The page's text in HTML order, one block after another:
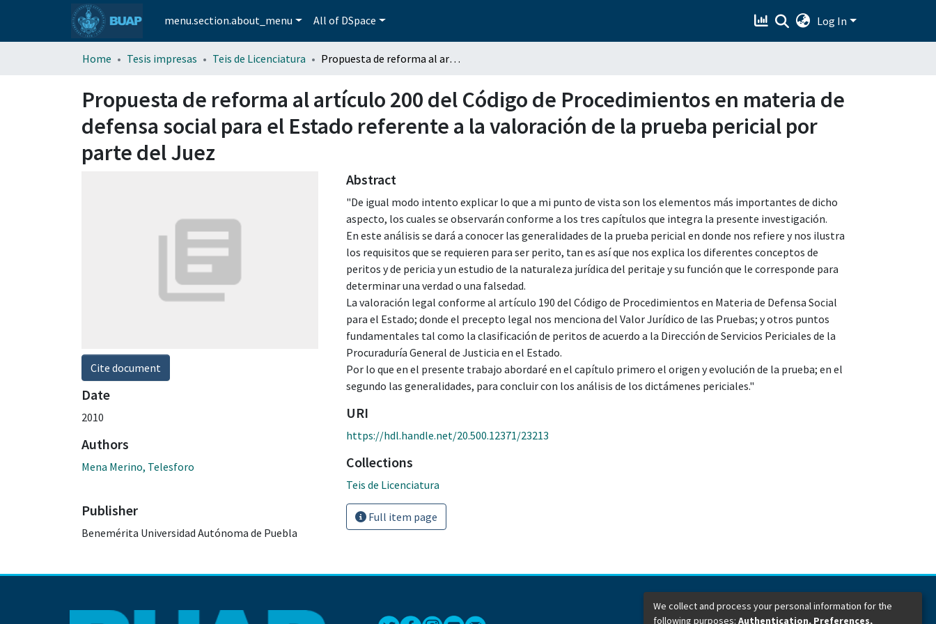
menu.section.about_menu All of DSpace Log In
Home Tesis impresas Teis de Licenciatura Propuesta de reforma al artículo 200 del Código de Procedimientos en materia de defensa social para el Estado referente a la valoración de la prueba pericial por parte del Juez
Propuesta de reforma al artículo 200 del Código de Procedimientos en materia de
defensa social para el Estado referente a la valoración de la prueba pericial por
parte del Juez
Cite document
Date
2010
Authors
Mena Merino, Telesforo
Publisher
Benemérita Universidad Autónoma de Puebla
Abstract
"De igual modo intento explicar lo que a mi punto de vista son los elementos más importantes de dicho
aspecto, los cuales se observarán conforme a los tres capítulos que integra la presente investigación.
En este análisis se dará a conocer las generalidades de la prueba pericial en donde nos refiere y nos ilustra
los requisitos que se requieren para ser perito, tan es así que nos explica los diferentes conceptos de
peritos y de pericia y un estudio de la naturaleza jurídica del peritaje y su función que le corresponde para
determinar una verdad o una falsedad.
La valoración legal conforme al artículo 190 del Código de Procedimientos en Materia de Defensa Social
para el Estado; donde el precepto legal nos menciona del Valor Jurídico de las Pruebas; y otros puntos
fundamentales tal como la clasificación de peritos de acuerdo a la Dirección de Servicios Periciales de la
Procuraduría General de Justicia en el Estado.
Por lo que en el presente trabajo abordaré en el capítulo primero el origen y evolución de la prueba; en el
segundo las generalidades, para concluir con los análisis de los dictámenes periciales."
URI
https://hdl.handle.net/20.500.12371/23213
Collections
Teis de Licenciatura
Full item page
Dirección General de Bibliotecas
We collect and process your personal information for the
following purposes: Authentication, Preferences,